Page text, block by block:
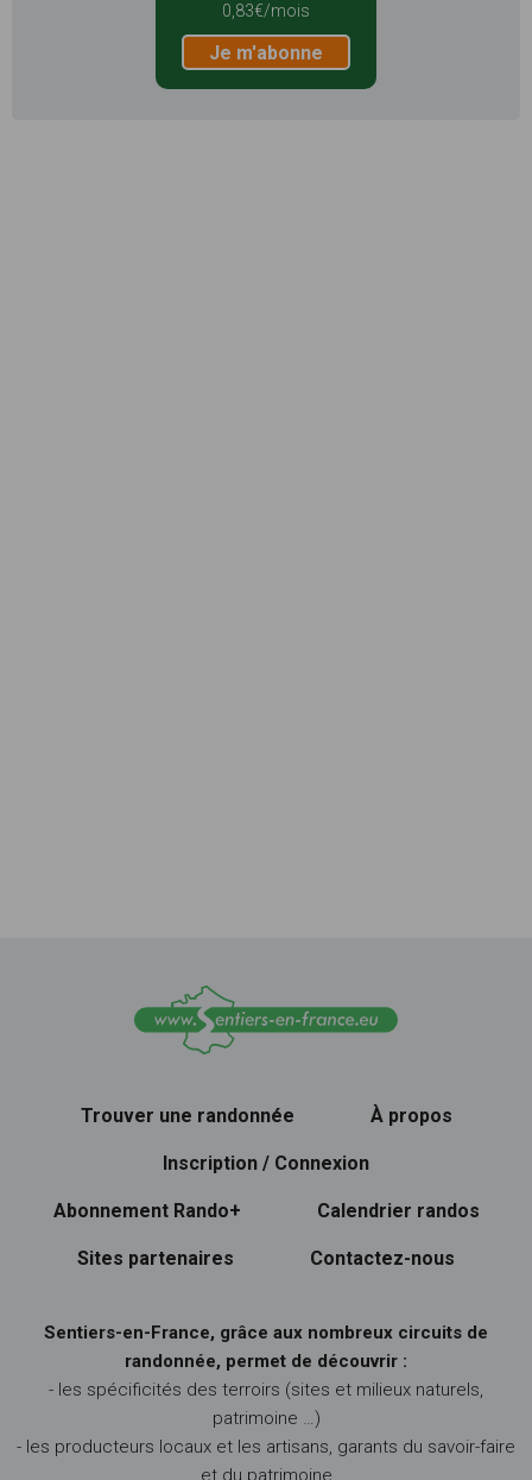
0,83€/mois
Je m'abonne
Trouver une randonnée À propos
Inscription / Connexion
Abonnement Rando+ Calendrier randos
Sites partenaires Contactez-nous
Sentiers-en-France, grâce aux nombreux circuits de
randonnée, permet de découvrir :
- les spécificités des terroirs (sites et milieux naturels,
patrimoine …)
- les producteurs locaux et les artisans, garants du savoir-faire
et du patrimoine